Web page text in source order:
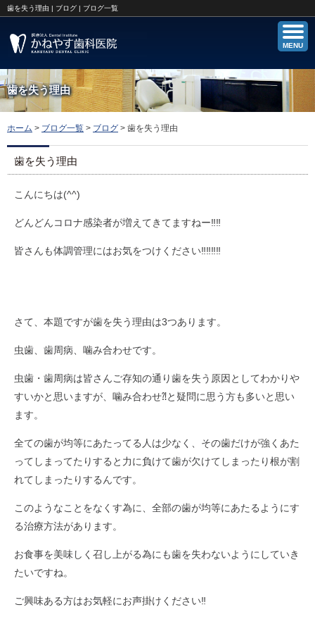
歯を失う理由 | ブログ | ブログ一覧
MENU
歯を失う理由
ホーム > ブログ一覧 > ブログ > 歯を失う理由
歯を失う理由
こんにちは(^^)
どんどんコロナ感染者が増えてきてますねー‼︎‼︎
皆さんも体調管理にはお気をつけください‼︎‼︎‼︎‼︎
さて、本題ですが歯を失う理由は3つあります。
虫歯、歯周病、噛み合わせです。
虫歯・歯周病は皆さんご存知の通り歯を失う原因としてわかりや
すいかと思いますが、噛み合わせ⁈と疑問に思う方も多いと思い
ます。
全ての歯が均等にあたってる人は少なく、その歯だけが強くあた
ってしまってたりすると力に負けて歯が欠けてしまったり根が割
れてしまったりするんです。
このようなことをなくす為に、全部の歯が均等にあたるようにす
る治療方法があります。
お食事を美味しく召し上がる為にも歯を失わないようにしていき
たいですね。
ご興味ある方はお気軽にお声掛けください‼︎